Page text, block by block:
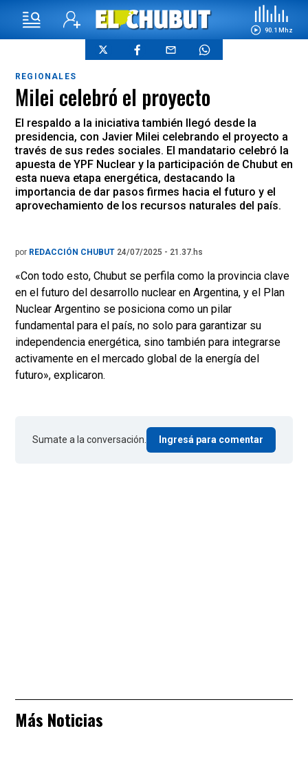
90.1 Mhz
REGIONALES
Milei celebró el proyecto
El respaldo a la iniciativa también llegó desde la
presidencia, con Javier Milei celebrando el proyecto a
través de sus redes sociales. El mandatario celebró la
apuesta de YPF Nuclear y la participación de Chubut en
esta nueva etapa energética, destacando la
importancia de dar pasos firmes hacia el futuro y el
aprovechamiento de los recursos naturales del país.
por REDACCIÓN CHUBUT 24/07/2025 - 21.37.hs
«Con todo esto, Chubut se perfila como la provincia clave
en el futuro del desarrollo nuclear en Argentina, y el Plan
Nuclear Argentino se posiciona como un pilar
fundamental para el país, no solo para garantizar su
independencia energética, sino también para integrarse
activamente en el mercado global de la energía del
futuro», explicaron.
Sumate a la conversación. Ingresá para comentar
Más Noticias